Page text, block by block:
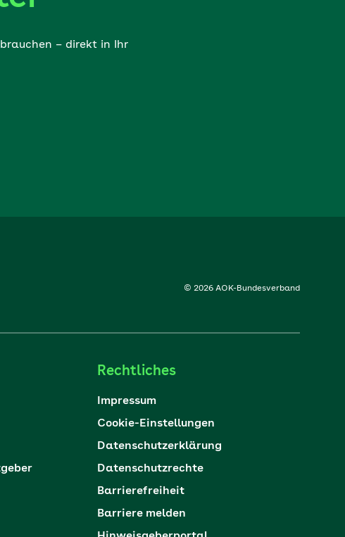
– direkt in Ihr
© 2026 AOK-Bundesverband
Rechtliches
Impressum
Cookie-Einstellungen
Datenschutzerklärung
Datenschutzrechte
Barrierefreiheit
Barriere melden